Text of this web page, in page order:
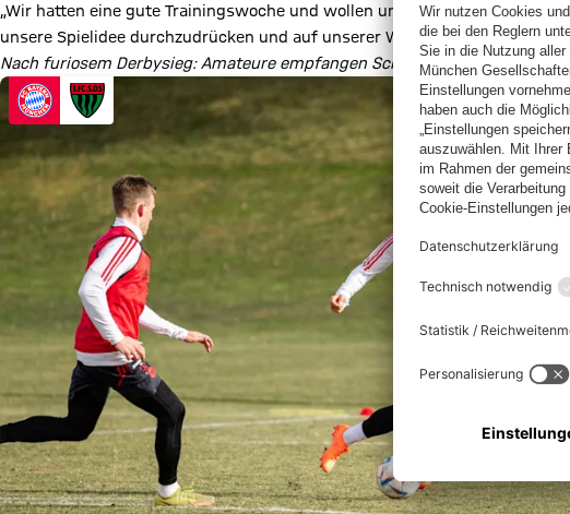
„Wir hatten eine gute Trainingswoche und wollen uns die Erfolge
unsere Spielidee durchzudrücken und auf unserer Welle zu bleiben“, so
Nach furiosem Derbysieg: Amateure empfangen Schweinfurt.